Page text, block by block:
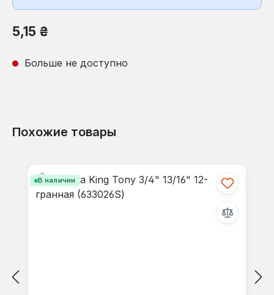
Обычная цена:
5,15 ₴
Больше не доступно
Похожие товары
В наличии